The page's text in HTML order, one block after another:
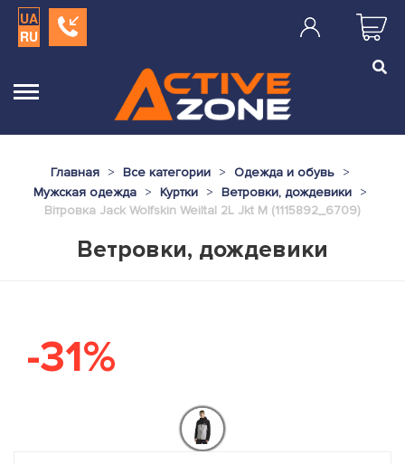
UA
RU
Главная Все категории
Одежда и обувь
Мужская одежда
Куртки
Ветровки, дождевики
Вітровка Jack Wolfskin Weiltal 2L Jkt M (1115892_6709)
Ветровки, дождевики
-31%